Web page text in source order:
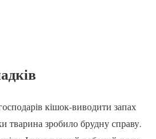
кішок-виводити запах
тварина зробило брудну справу.